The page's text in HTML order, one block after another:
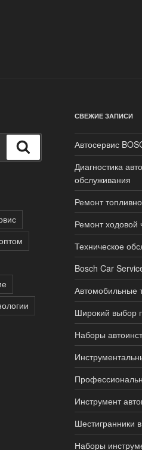
СВЕЖИЕ ЗАПИСИ
Автосервис
Диагностика
обслуживания
Ремонт
Ремонт ходовой
Техническое
Bosch Car
Автомобильные
Широкий выбор
Наборы
Инструмент
Шестигранники
Наборы